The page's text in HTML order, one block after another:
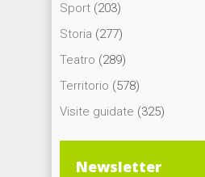
Sport (203)
Storia (277)
Teatro (289)
Territorio (578)
Visite guidate (325)
Newsletter